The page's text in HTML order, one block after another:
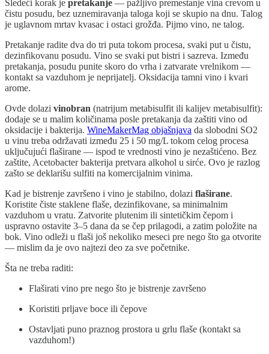
Sledeći korak je pretakanje — pažljivo premestanje vina crevom u
čistu posudu, bez uznemiravanja taloga koji se skupio na dnu. Talog
je uglavnom mrtav kvasac i ostaci grožđa. Pijmo vino, ne talog.
Pretakanje radite dva do tri puta tokom procesa, svaki put u čistu,
dezinfikovanu posudu. Vino se svaki put bistri i sazreva. Između
pretakanja, posudu punite skoro do vrha i zatvarate vrelnikom —
kontakt sa vazduhom je neprijatelj. Oksidacija tamni vino i kvari
arome.
Ovde dolazi vinobran (natrijum metabisulfit ili kalijev metabisulfit):
dodaje se u malim količinama posle pretakanja da zaštiti vino od
oksidacije i bakterija. WineMakerMag objašnjava da slobodni SO2
u vinu treba održavati između 25 i 50 mg/L tokom celog procesa
uključujući flaširane — ispod te vrednosti vino je nezaštićeno. Bez
zaštite, Acetobacter bakterija pretvara alkohol u sirće. Ovo je razlog
zašto se deklarišu sulfiti na komercijalnim vinima.
Kad je bistrenje završeno i vino je stabilno, dolazi flaširane.
Koristite čiste staklene flaše, dezinfikovane, sa minimalnim
vazduhom u vratu. Zatvorite plutenim ili sintetičkim čepom i
uspravno ostavite 3–5 dana da se čep prilagodi, a zatim položite na
bok. Vino odleži u flaši još nekoliko meseci pre nego što ga otvorite
— mislim da je ovo najtezi deo za sve početnike.
Šta ne treba raditi:
Flaširati vino pre nego što je bistrenje završeno
Koristiti prljave boce ili čepove
Ostavljati puno praznog prostora u grlu flaše (kontakt sa
vazduhom!)